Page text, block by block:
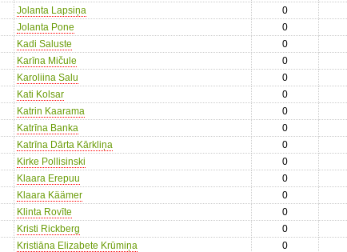
Jolanta Lapsiņa 0
Jolanta Pone 0
Kadi Saluste 0
Karīna Mičule 0
Karoliina Salu 0
Kati Kolsar 0
Katrin Kaarama 0
Katrīna Banka 0
Katrīna Dārta Kārkliņa 0
Kirke Pollisinski 0
Klaara Erepuu 0
Klaara Käämer 0
Klinta Rovīte 0
Kristi Rickberg 0
Kristiāna Elizabete Krūmiņa 0